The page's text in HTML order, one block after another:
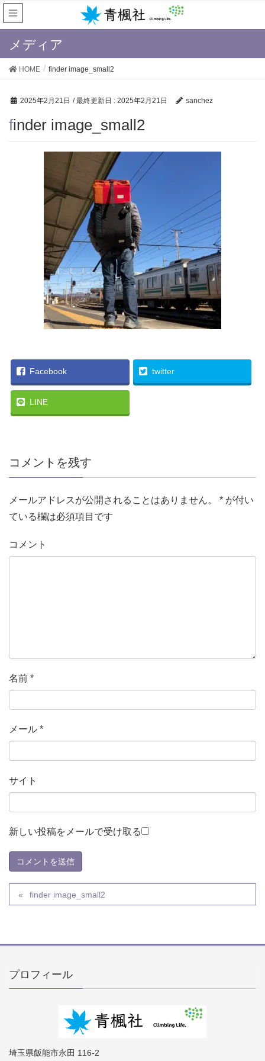
メディア
HOME finder image_small2
2025年2月21日 / 最終更新日 : 2025年2月21日 sanchez
finder image_small2
Facebook twitter
LINE
コメントを残す
メールアドレスが公開されることはありません。 * が付い
ている欄は必須項目です
コメント
名前 *
メール *
サイト
新しい投稿をメールで受け取る
finder image_small2
プロフィール
埼玉県飯能市永田 116-2